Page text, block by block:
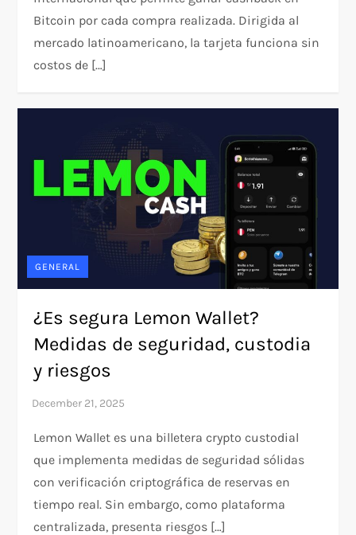
Bitcoin por cada compra realizada. Dirigida al
mercado latinoamericano, la tarjeta funciona sin
costos de […]
GENERAL
¿Es segura Lemon Wallet?
Medidas de seguridad, custodia
y riesgos
Lemon Wallet es una billetera crypto custodial
que implementa medidas de seguridad sólidas
con verificación criptográfica de reservas en
tiempo real. Sin embargo, como plataforma
centralizada, presenta riesgos […]